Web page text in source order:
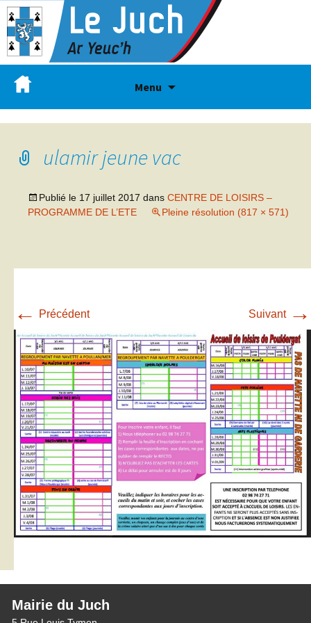
Menu
ulamir jeune vac
Publié le 17 juillet 2017 dans CENTRE DE LOISIRS –
PROGRAMME DE L’ETE
Pleine résolution (817 × 571)
← Précédent Suivant →
Mairie du Juch